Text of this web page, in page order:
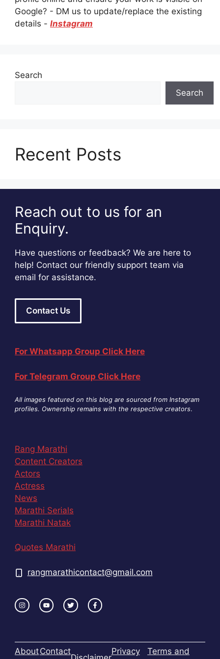
Google? - DM us to update/replace the existing
details - Instagram
Search
Search
Recent Posts
Reach out to us for an
Enquiry.
Have questions or feedback? We are here to
help! Contact our friendly support team via
email for assistance.
Contact Us
For Whatsapp Group Click Here
For Telegram Group Click Here
All images featured on this blog are sourced from Instagram
profiles. Ownership remains with the respective creators.
Rang Marathi
Content Creators
Actors
Actress
News
Marathi Serials
Marathi Natak
Quotes Marathi
rangmarathicontact@gmail.com
AboutContact
Privacy
Terms and